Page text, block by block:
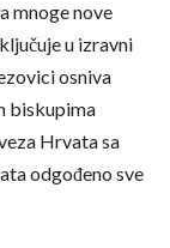
mnoge nove
u izravni
osniva
biskupima
Hrvata sa
odgođeno sve